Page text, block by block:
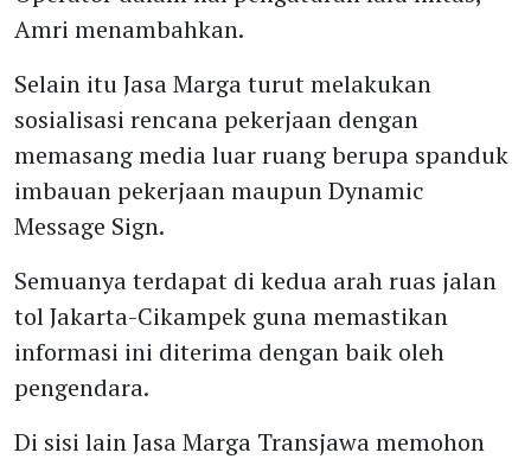
Amri menambahkan.
Selain itu Jasa Marga turut melakukan
sosialisasi rencana pekerjaan dengan
memasang media luar ruang berupa spanduk
imbauan pekerjaan maupun Dynamic
Message Sign.
Semuanya terdapat di kedua arah ruas jalan
tol Jakarta-Cikampek guna memastikan
informasi ini diterima dengan baik oleh
pengendara.
Di sisi lain Jasa Marga Transjawa memohon